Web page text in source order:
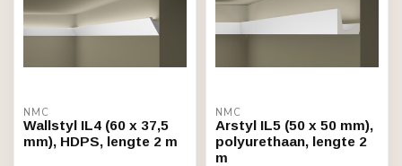
NMC
Wallstyl IL4 (60 x 37,5
mm), HDPS, lengte 2 m
NMC
Arstyl IL5 (50 x 50 mm),
polyurethaan, lengte 2
m